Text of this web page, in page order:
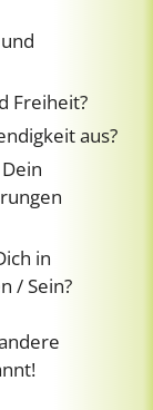
Freiheit?
aus?
in
/ Sein?